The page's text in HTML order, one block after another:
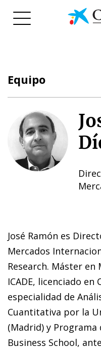
Equipo
José Ramón es
Mercados
Research. Máster
ICADE, licenciado en
especialidad de
Cuantitativa por la
(Madrid) y Programa
Business School,